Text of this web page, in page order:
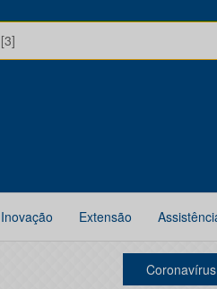
Extensão
Coronavírus